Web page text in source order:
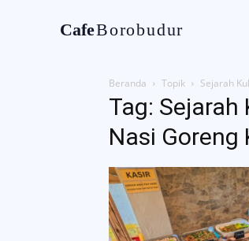
CafeBorobudur
Beranda Topik Sejarah
Tag:
Nasi Goreng